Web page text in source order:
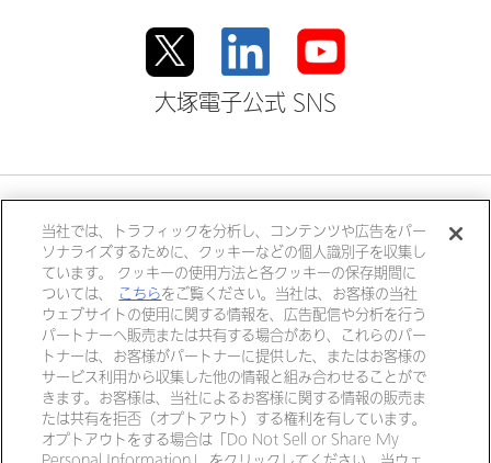
大塚電子公式 SNS
大塚ホールディングス
大塚製薬 大塚製薬工場
大鵬薬品工業
大塚倉庫
大塚化学
大塚食品
大塚メディカルデバイス
リンク
個人情報・特定個人情報につい
て
当社では、トラフィックを分析し、コンテンツや広告をパー
ソナライズするために、クッキーなどの個人識別子を収集し
ています。 クッキーの使用方法と各クッキーの保存期間に
ついては、
こちらをご覧ください。当社は、お客様の当社
ウェブサイトの使用に関する情報を、広告配信や分析を行う
パートナーへ販売または共有する場合があり、これらのパー
トナーは、お客様がパートナーに提供した、またはお客様の
サービス利用から収集した他の情報と組み合わせることがで
きます。お客様は、当社によるお客様に関する情報の販売ま
たは共有を拒否（オプトアウト）する権利を有しています。
オプトアウトをする場合は「Do Not Sell or Share My